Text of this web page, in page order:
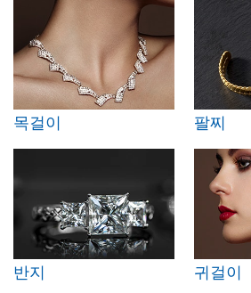
목걸이 팔찌
반지 귀걸이